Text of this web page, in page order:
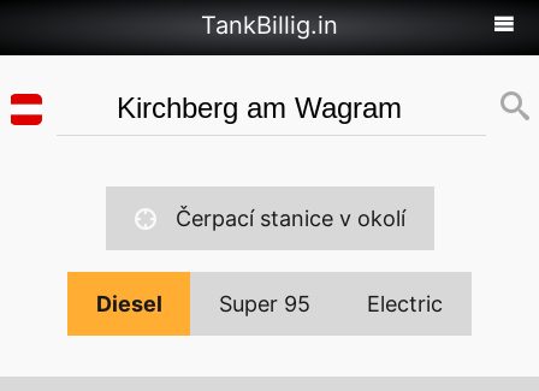
TankBillig.in
Čerpací stanice v okolí
Diesel Super 95 Electric